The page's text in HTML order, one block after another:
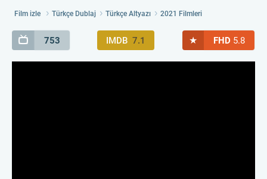
Film izle Türkçe Dublaj Türkçe Altyazı 2021 Filmleri
753 IMDB 7.1 ★ FHD 5.8